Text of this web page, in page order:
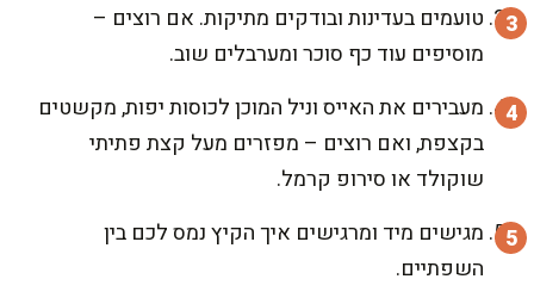
טועמים בעדינות ובודקים מתיקות. אם רוצים –
מוסיפים עוד כף סוכר ומערבלים שוב.
מעבירים את האייס וניל המוכן לכוסות יפות, מקשטים
בקצפת, ואם רוצים – מפזרים מעל קצת פתיתי
שוקולד או סירופ קרמל.
מגישים מיד ומרגישים איך הקיץ נמס לכם בין
השפתיים.